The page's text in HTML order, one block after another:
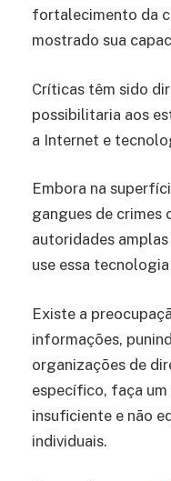
fortalecimento da
mostrado sua
Críticas têm sido
possibilitaria aos
a Internet e
Embora na
gangues de crimes
autoridades
use essa
Existe a
informações,
organizações de
específico, faça
insuficiente e não
individuais.